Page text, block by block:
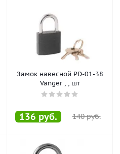
Замок навесной PD-01-38
Vanger , , шт
136 руб. 140руб.